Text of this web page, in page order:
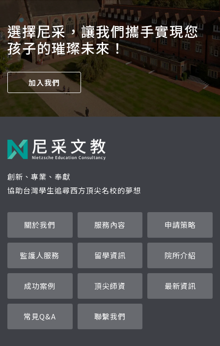
選擇尼采，讓我們攜手實現您
孩子的璀璨未來！
加入我們
創新、專業、奉獻
協助台灣學生追尋西方頂尖名校的夢想
關於我們 服務內容 申請策略
監護人服務 留學資訊 院所介紹
成功案例 頂尖師資 最新資訊
常見Q&A 聯繫我們